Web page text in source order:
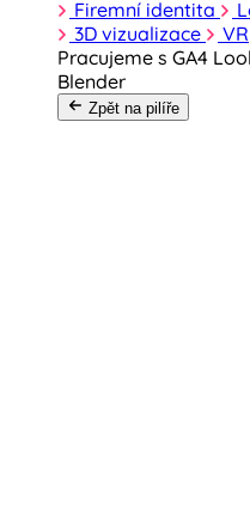
Firemní identita
3D vizualizace
VR
Pracujeme s GA4
Blender
Zpět na pilíře